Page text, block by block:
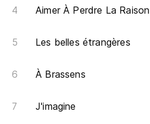
Aimer À Perdre La Raison
Les belles étrangères
À Brassens
J'imagine